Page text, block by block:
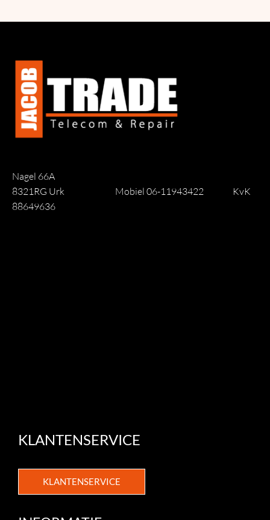
Nagel 66A
8321RG Urk Mobiel 06-11943422 KvK
88649636
KLANTENSERVICE
KLANTENSERVICE